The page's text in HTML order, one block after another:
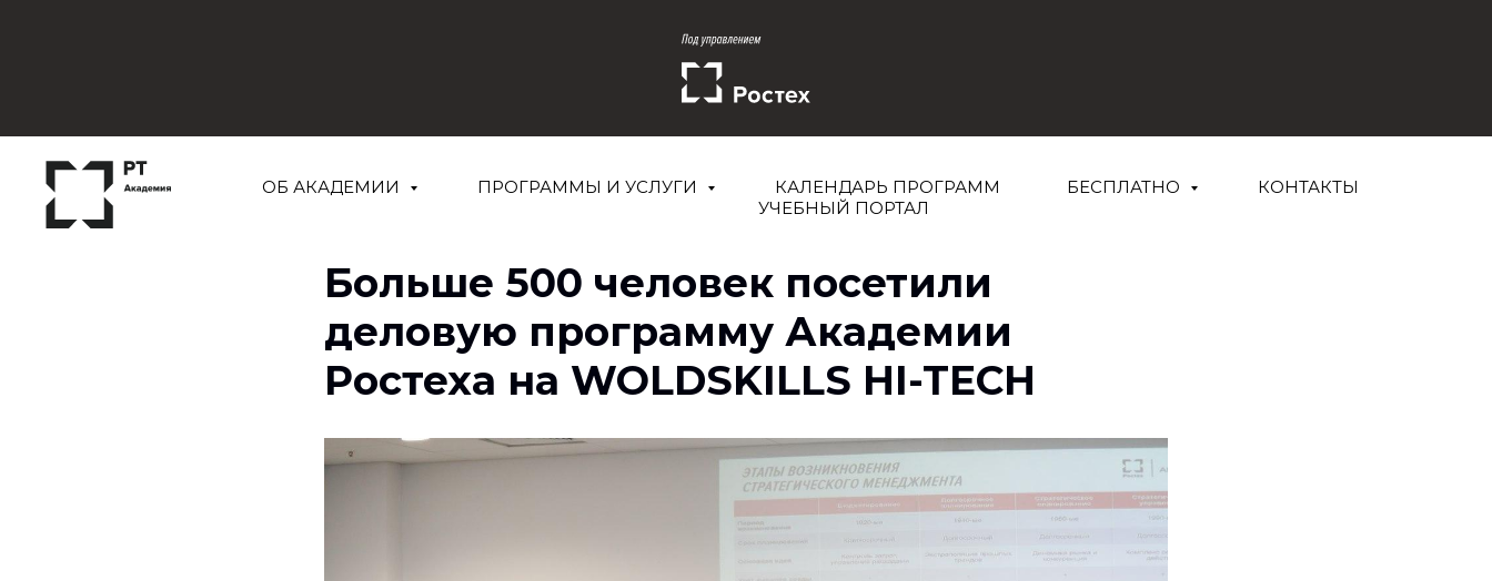
ОБ АКАДЕМИИ ПРОГРАММЫ И УСЛУГИ КАЛЕНДАРЬ ПРОГРАММ БЕСПЛАТНО
КОНТАКТЫ
УЧЕБНЫЙ ПОРТАЛ
Больше 500 человек посетили
деловую программу Академии
Ростеха на WOLDSKILLS HI-TECH